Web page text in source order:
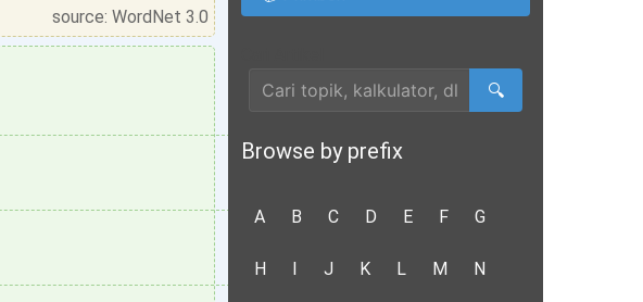
source: WordNet 3.0
🔍
Browse by prefix
A B C D E F G
H I J K L M N